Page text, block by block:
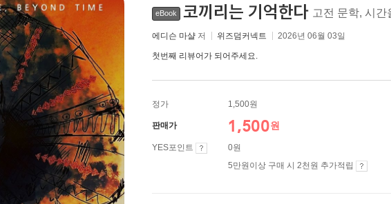
eBook 코끼리는 기억한다 고전 문학, 시
에디슨 마샬 저 위즈덤커넥트 2026년 06월 03일
첫번째 리뷰어가 되어주세요.
정가 1,500원
판매가 1,500원
YES포인트
0원
5만원이상 구매 시 2천원 추가적립